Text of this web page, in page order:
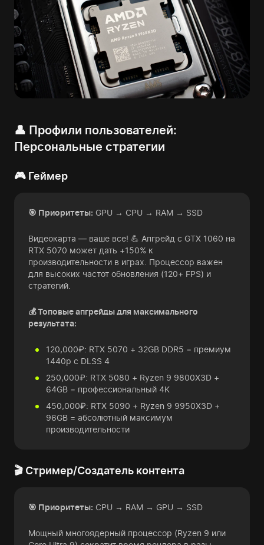
👤 Профили пользователей:
Персональные стратегии
🎮 Геймер
🎯 Приоритеты: GPU → CPU → RAM → SSD
Видеокарта — ваше все! 💪 Апгрейд с GTX 1060 на
RTX 5070 может дать +150% к
производительности в играх. Процессор важен
для высоких частот обновления (120+ FPS) и
стратегий.
💰 Топовые апгрейды для максимального
результата:
120,000₽: RTX 5070 + 32GB DDR5 = премиум
1440p с DLSS 4
250,000₽: RTX 5080 + Ryzen 9 9800X3D +
64GB = профессиональный 4K
450,000₽: RTX 5090 + Ryzen 9 9950X3D +
96GB = абсолютный максимум
производительности
🎬 Стример/Создатель контента
🎯 Приоритеты: CPU → RAM → GPU → SSD
Мощный многоядерный процессор (Ryzen 9 или